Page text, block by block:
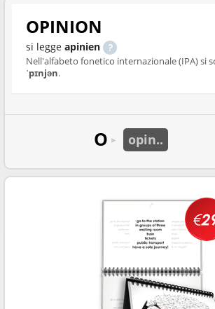
OPINION
si legge apinien
Nell'alfabeto fonetico internazionale (IPA) si
ˈpɪnjən.
O ► opin..